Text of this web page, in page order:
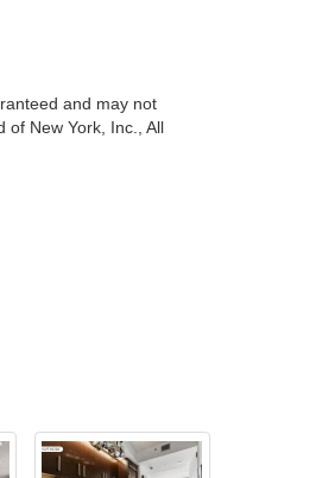
and may not
of New York, Inc., All